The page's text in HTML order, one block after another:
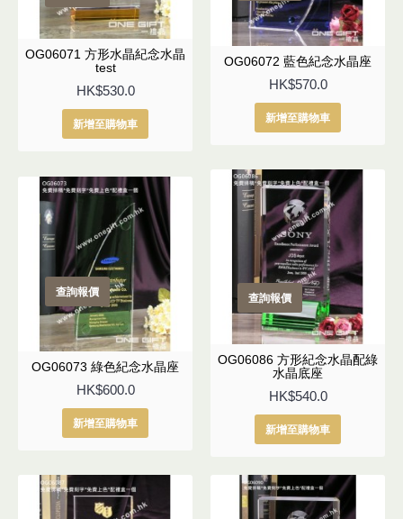
OG06071 方形水晶紀念水晶
test
HK$530.0
新增至購物車
OG06072 藍色紀念水晶座
HK$570.0
新增至購物車
OG06073 綠色紀念水晶座
HK$600.0
新增至購物車
查詢報價
OG06086 方形紀念水晶配綠
水晶底座
HK$540.0
新增至購物車
查詢報價